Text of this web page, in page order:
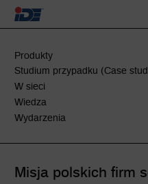
Produkty
Studium przypadku (Case
W sieci
Wiedza
Wydarzenia
Misja polskich firm